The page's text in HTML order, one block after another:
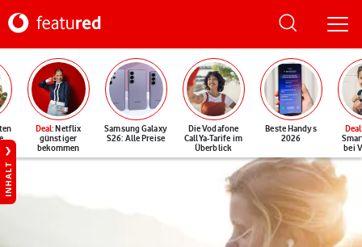
Deal: Netflix
günstiger
bekommen
Samsung Galaxy
S26: Alle Preise
Die Vodafone
CallYa-Tarife im
Überblick
Beste Handys
2026
Deal
bei
INHALT